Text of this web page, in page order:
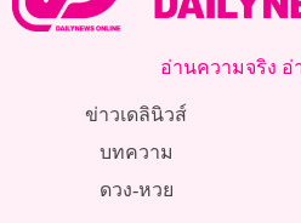
อ่านความจริง อ่
ข่าวเดลินิวส์
บทความ
ดวง-หวย